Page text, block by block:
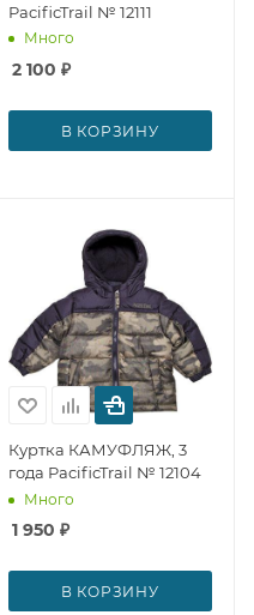
PacificTrail № 12111
Много
2 100 ₽
В КОРЗИНУ
Куртка КАМУФЛЯЖ, 3
года PacificTrail № 12104
Много
1 950 ₽
В КОРЗИНУ